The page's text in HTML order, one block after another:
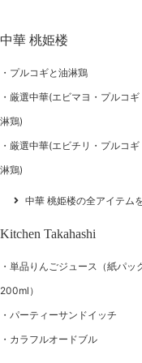
中華 桃姫楼
プルコギと油淋鶏
厳選中華(エビマヨ・プルコギ
淋鶏)
厳選中華(エビチリ・プルコギ
淋鶏)
中華 桃姫楼の全アイテム
Kitchen Takahashi
単品りんごジュース（紙パッ
200ml）
パーティーサンドイッチ
カラフルオードブル